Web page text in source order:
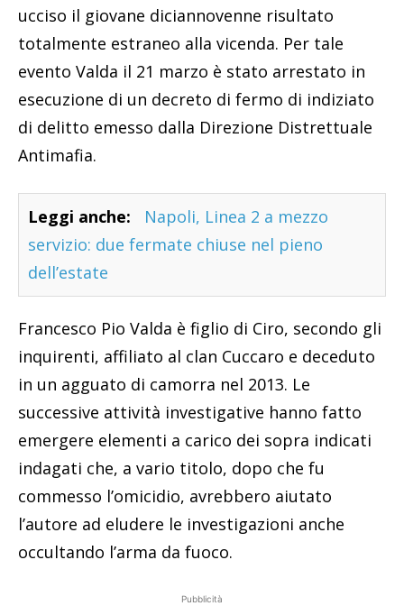
ucciso il giovane diciannovenne risultato
totalmente estraneo alla vicenda. Per tale
evento Valda il 21 marzo è stato arrestato in
esecuzione di un decreto di fermo di indiziato
di delitto emesso dalla Direzione Distrettuale
Antimafia.
Leggi anche:
Napoli, Linea 2 a mezzo
servizio: due fermate chiuse nel pieno
dell’estate
Francesco Pio Valda è figlio di Ciro, secondo gli
inquirenti, affiliato al clan Cuccaro e deceduto
in un agguato di camorra nel 2013. Le
successive attività investigative hanno fatto
emergere elementi a carico dei sopra indicati
indagati che, a vario titolo, dopo che fu
commesso l’omicidio, avrebbero aiutato
l’autore ad eludere le investigazioni anche
occultando l’arma da fuoco.
Pubblicità